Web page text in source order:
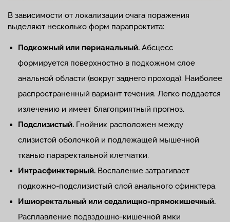
В зависимости от локализации очага поражения
выделяют несколько форм парапроктита:
Подкожный или перианальный. Абсцесс
формируется поверхностно в подкожном слое
анальной области (вокруг заднего прохода). Наиболее
распространенный вариант течения. Легко поддается
излечению и имеет благоприятный прогноз.
Подслизистый. Гнойник расположен между
слизистой оболочкой и подлежащей мышечной
тканью параректальной клетчатки.
Интрасфинктерный. Воспаление затрагивает
подкожно-подслизистый слой анального сфинктера.
Ишиоректальный или седалищно-прямокишечный.
Расплавление подвздошно-кишечной ямки